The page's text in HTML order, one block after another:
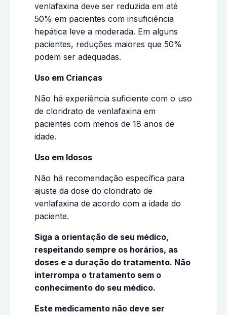
venlafaxina deve ser reduzida em até
50% em pacientes com insuficiência
hepática leve a moderada. Em alguns
pacientes, reduções maiores que 50%
podem ser adequadas.
Uso em Crianças
Não há experiência suficiente com o uso
de cloridrato de venlafaxina em
pacientes com menos de 18 anos de
idade.
Uso em Idosos
Não há recomendação específica para
ajuste da dose do cloridrato de
venlafaxina de acordo com a idade do
paciente.
Siga a orientação de seu médico,
respeitando sempre os horários, as
doses e a duração do tratamento. Não
interrompa o tratamento sem o
conhecimento do seu médico.
Este medicamento não deve ser